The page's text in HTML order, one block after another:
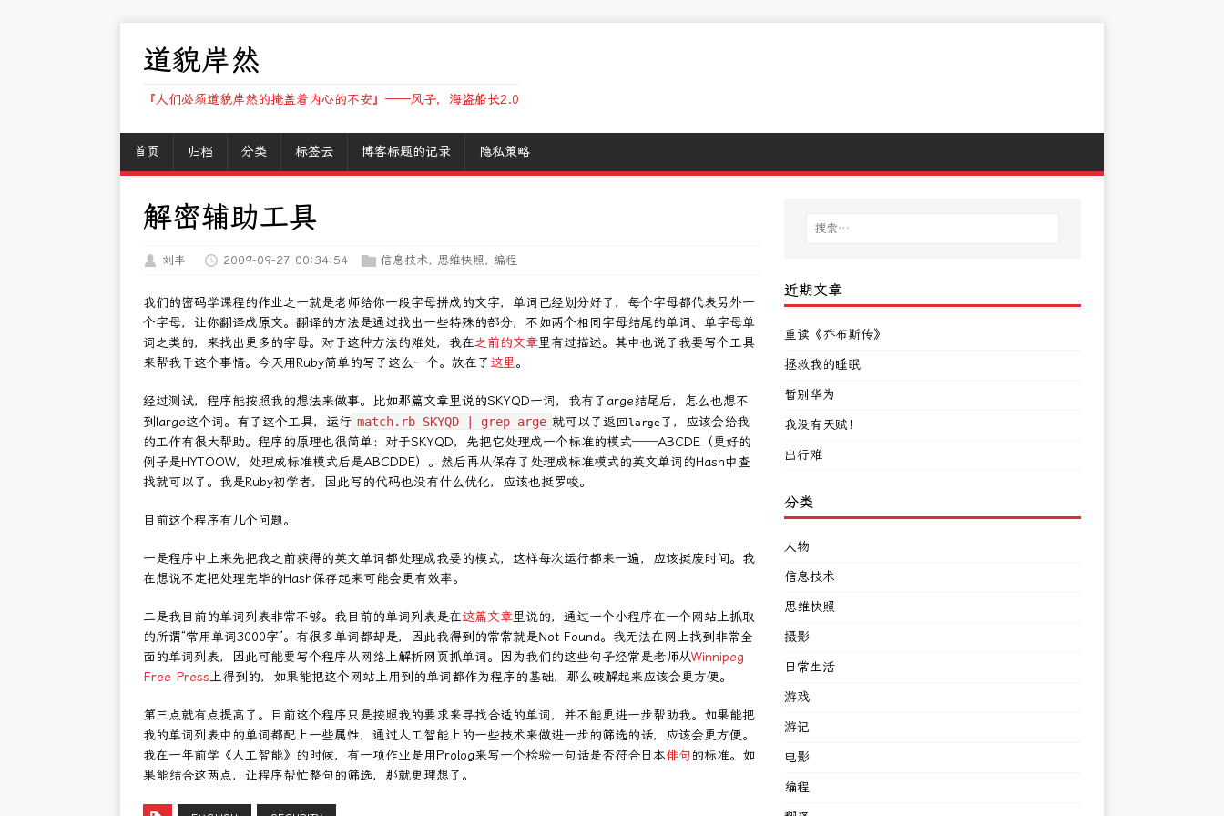
道貌岸然
『人们必须道貌岸然的掩盖着内心的不安』——风子，海盗船长2.0
首页 归档 分类 标签云 博客标题的记录 隐私策略
解密辅助工具
刘丰 2009-09-27 00:34:54 信息技术, 思维快照 , 编程
我们的密码学课程的作业之一就是老师给你一段字母拼成的文字，单词已经划分好了，每个字母都代表另外一
个字母，让你翻译成原文。翻译的方法是通过找出一些特殊的部分，不如两个相同字母结尾的单词、单字母单
词之类的，来找出更多的字母。对于这种方法的难处，我在之前的文章里有过描述。其中也说了我要写个工具
来帮我干这个事情。今天用Ruby简单的写了这么一个。放在了 这里。
经过测试，程序能按照我的想法来做事。比如那篇文章里说的SKYQD一词，我有了arge结尾后，怎么也想不
到large这个词。有了这个工具，运行 match.rb SKYQD | grep arge 就可以了返回large 了，应该会给我
的工作有很大帮助。程序的原理也很简单：对于SKYQD，先把它处理成一个标准的模式──ABCDE（更好的
例子是HYTOOW，处理成标准模式后是ABCDDE）。然后再从保存了处理成标准模式的英文单词的Hash中查
找就可以了。我是Ruby初学者，因此写的代码也没有什么优化，应该也挺罗唆。
目前这个程序有几个问题。
一是程序中上来先把我之前获得的英文单词都处理成我要的模式，这样每次运行都来一遍，应该挺废时间。我
在想说不定把处理完毕的Hash保存起来可能会更有效率。
二是我目前的单词列表非常不够。我目前的单词列表是在这篇文章里说的，通过一个小程序在一个网站上抓取
的所谓“常用单词3000字”。有很多单词都却是，因此我得到的常常就是Not Found。我无法在网上找到非常全
面的单词列表，因此可能要写个程序从网络上解析网页抓单词。因为我们的这些句子经常是老师从Winnipeg
Free Press上得到的，如果能把这个网站上用到的单词都作为程序的基础，那么破解起来应该会更方便。
第三点就有点提高了。目前这个程序只是按照我的要求来寻找合适的单词，并不能更进一步帮助我。如果能把
我的单词列表中的单词都配上一些属性，通过人工智能上的一些技术来做进一步的筛选的话，应该会更方便。
我在一年前学《人工智能》的时候，有一项作业是用Prolog来写一个检验一句话是否符合日本俳句 的标准。如
果能结合这两点，让程序帮忙整句的筛选，那就更理想了。
近期文章
重读《乔布斯传》
拯救我的睡眠
暂别华为
我没有天赋！
出行难
分类
人物
信息技术
思维快照
摄影
日常生活
游戏
游记
电影
编程